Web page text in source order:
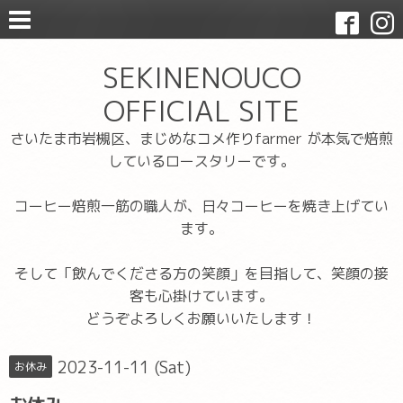
SEKINENOUCO
OFFICIAL SITE
さいたま市岩槻区、まじめなコメ作りfarmer が本気で焙煎
しているロースタリーです。
コーヒー焙煎一筋の職人が、日々コーヒーを焼き上げてい
ます。
そして「飲んでくださる方の笑顔」を目指して、笑顔の接
客も心掛けています。
どうぞよろしくお願いいたします！
お休み 2023-11-11 (Sat)